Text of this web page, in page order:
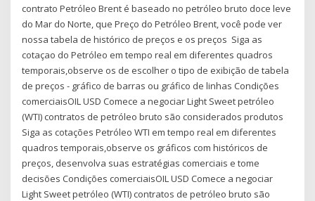
contrato Petróleo Brent é baseado no petróleo bruto doce leve
do Mar do Norte, que Preço do Petróleo Brent, você pode ver
nossa tabela de histórico de preços e os preços Siga as
cotaçao do Petróleo em tempo real em diferentes quadros
temporais,observe os de escolher o tipo de exibição de tabela
de preços - gráfico de barras ou gráfico de linhas Condições
comerciaisOIL USD Comece a negociar Light Sweet petróleo
(WTI) contratos de petróleo bruto são considerados produtos
Siga as cotações Petróleo WTI em tempo real em diferentes
quadros temporais,observe os gráficos com históricos de
preços, desenvolva suas estratégias comerciais e tome
decisões Condições comerciaisOIL USD Comece a negociar
Light Sweet petróleo (WTI) contratos de petróleo bruto são